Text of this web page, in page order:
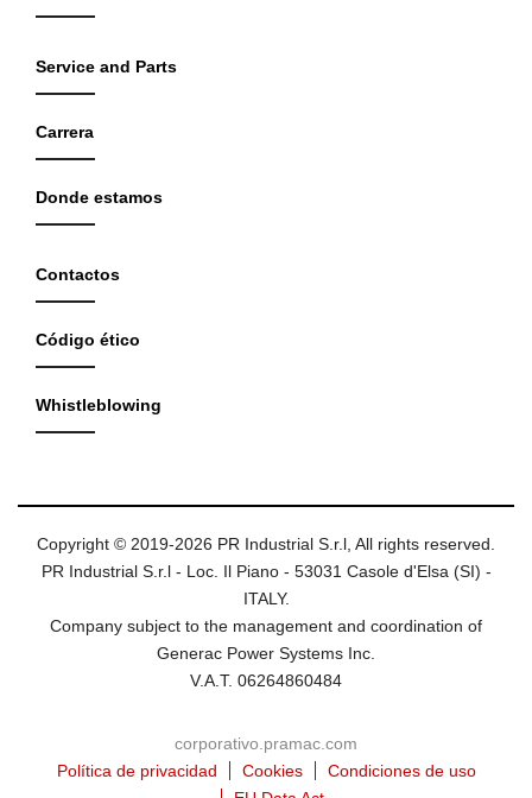
Service and Parts
Carrera
Donde estamos
Contactos
Código ético
Whistleblowing
Copyright © 2019-2026 PR Industrial S.r.l, All rights reserved.
PR Industrial S.r.l - Loc. Il Piano - 53031 Casole d'Elsa (SI) -
ITALY.
Company subject to the management and coordination of
Generac Power Systems Inc.
V.A.T. 06264860484
corporativo.pramac.com
Política de privacidad
Cookies
Condiciones de uso